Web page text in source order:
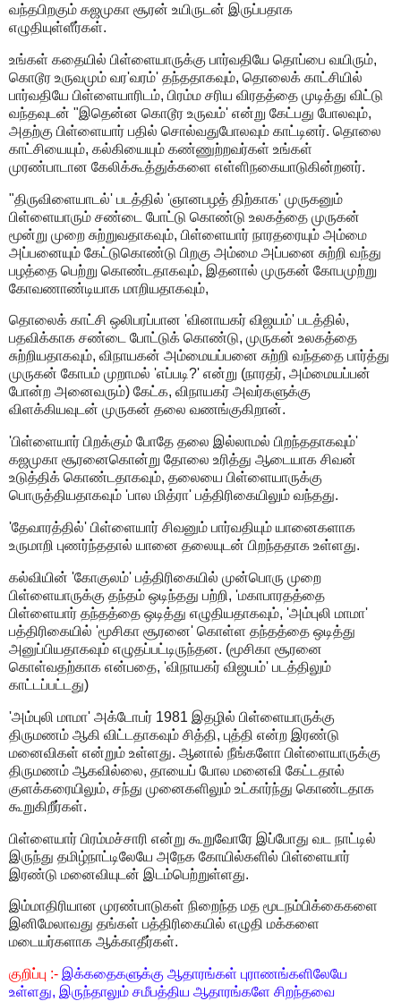
வந்தபிறகும் கஜமுகா சூரன் உயிருடன் இருப்பதாக
எழுதியுள்ளீர்கள்.
உங்கள் கதையில் பிள்ளையாருக்கு பார்வதியே தொப்பை வயிரும்,
கொடூர உருவமும் வர'வரம்' தந்ததாகவும், தொலைக் காட்சியில்
பார்வதியே பிள்ளையாரிடம், பிரம்ம சரிய விரதத்தை முடித்து விட்டு
வந்தவுடன் "இதென்ன கொடூர உருவம்' என்று கேட்பது போலவும்,
அதற்கு பிள்ளையார் பதில் சொல்வதுபோலவும் காட்டினர். தொலை
காட்சியையும், கல்கியையும் கண்ணுற்றவர்கள் உங்கள்
முரண்பாடான கேலிக்கூத்துக்களை எள்ளிநகையாடுகின்றனர்.
"திருவிளையாடல்' படத்தில் 'ஞானபழத் திற்காக' முருகனும்
பிள்ளையாரும் சண்டை போட்டு கொண்டு உலகத்தை முருகன்
மூன்று முறை சுற்றுவதாகவும், பிள்ளையார் நாரதரையும் அம்மை
அப்பனையும் கேட்டுகொண்டு பிறகு அம்மை அப்பனை சுற்றி வந்து
பழத்தை பெற்று கொண்டதாகவும், இதனால் முருகன் கோபமுற்று
கோவணாண்டியாக மாறியதாகவும்,
தொலைக் காட்சி ஒலிபரப்பான 'வினாயகர் விஜயம்' படத்தில்,
பதவிக்காக சண்டை போட்டுக் கொண்டு, முருகன் உலகத்தை
சுற்றியதாகவும், விநாயகன் அம்மையப்பனை சுற்றி வந்ததை பார்த்து
முருகன் கோபம் முறாமல் 'எப்படி?' என்று (நாரதர், அம்மையப்பன்
போன்ற அனைவரும்) கேட்க, விநாயகர் அவர்களுக்கு
விளக்கியவுடன் முருகன் தலை வணங்குகிறான்.
'பிள்ளையார் பிறக்கும் போதே தலை இல்லாமல் பிறந்ததாகவும்'
கஜமுகா சூரனைகொன்று தோலை உரித்து ஆடையாக சிவன்
உடுத்திக் கொண்டதாகவும், தலையை பிள்ளையாருக்கு
பொருத்தியதாகவும் 'பால மித்ரா' பத்திரிகையிலும் வந்தது.
'தேவாரத்தில்' பிள்ளையார் சிவனும் பார்வதியும் யானைகளாக
உருமாறி புணர்ந்ததால் யானை தலையுடன் பிறந்ததாக உள்ளது.
கல்வியின் 'கோகுலம்' பத்திரிகையில் முன்பொரு முறை
பிள்ளையாருக்கு தந்தம் ஒடிந்தது பற்றி, 'மகாபாரதத்தை
பிள்ளையார் தந்தத்தை ஒடித்து எழுதியதாகவும், 'அம்புலி மாமா'
பத்திரிகையில் 'மூசிகா சூரனை' கொள்ள தந்தத்தை ஒடித்து
அனுப்பியதாகவும் எழுதப்பட்டிருந்தன. (மூசிகா சூரனை
கொள்வதற்காக என்பதை, 'விநாயகர் விஜயம்' படத்திலும்
காட்டப்பட்டது)
'அம்புலி மாமா' அக்டோபர் 1981 இதழில் பிள்ளையாருக்கு
திருமணம் ஆகி விட்டதாகவும் சித்தி, புத்தி என்ற இரண்டு
மனைவிகள் என்றும் உள்ளது. ஆனால் நீங்களோ பிள்ளையாருக்கு
திருமணம் ஆகவில்லை, தாயைப் போல மனைவி கேட்டதால்
குளக்கரையிலும், சந்து முனைகளிலும் உட்கார்ந்து கொண்டதாக
கூறுகிறீர்கள்.
பிள்ளையார் பிரம்மச்சாரி என்று கூறுவோரே இப்போது வட நாட்டில்
இருந்து தமிழ்நாட்டிலேயே அநேக கோயில்களில் பிள்ளையார்
இரண்டு மனைவியுடன் இடம்பெற்றுள்ளது.
இம்மாதிரியான முரண்பாடுகள் நிறைந்த மத மூடநம்பிக்கைகளை
இனிமேலாவது தங்கள் பத்திரிகையில் எழுதி மக்களை
மடையர்களாக ஆக்காதீர்கள்.
குறிப்பு :- இக்கதைகளுக்கு ஆதாரங்கள் புராணங்களிலேயே
உள்ளது, இருந்தாலும் சமீபத்திய ஆதாரங்களே சிறந்தவை